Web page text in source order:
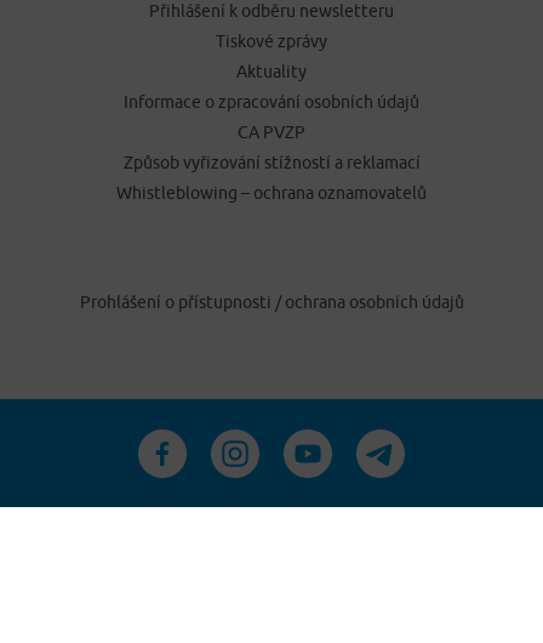
Přihlášení k odběru newsletteru
Tiskové zprávy
Aktuality
Informace o zpracování osobních údajů
CA PVZP
Způsob vyřizování stížností a reklamací
Whistleblowing – ochrana oznamovatelů
Prohlášení o přístupnosti / ochrana osobních údajů